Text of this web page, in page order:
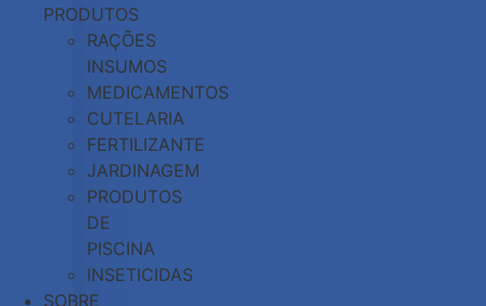
PRODUTOS
RAÇÕES
INSUMOS
MEDICAMENTOS
CUTELARIA
FERTILIZANTE
JARDINAGEM
PRODUTOS
DE
PISCINA
INSETICIDAS
SOBRE